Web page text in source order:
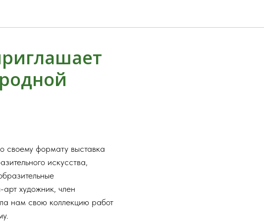
своему формату выставка
искусства,
художник, член
нам свою коллекцию работ